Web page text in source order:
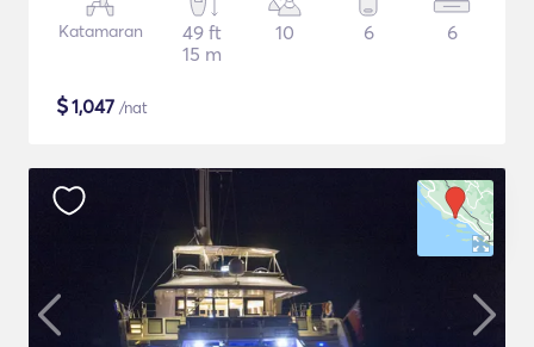
Katamaran
49 ft
15 m
10 6 6
$1,047 /nat